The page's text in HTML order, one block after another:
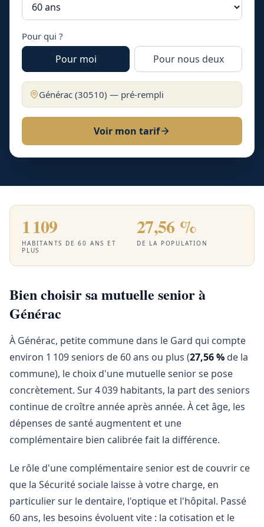
Pour qui ?
Pour moi Pour nous deux
Générac (30510) — pré-rempli
Voir mon tarif
1 109
HABITANTS DE 60 ANS ET
PLUS
27,56 %
DE LA POPULATION
Bien choisir sa mutuelle senior à
Générac
À Générac, petite commune dans le Gard qui compte
environ 1 109 seniors de 60 ans ou plus (27,56 % de la
commune), le choix d'une mutuelle senior se pose
concrètement. Sur 4 039 habitants, la part des seniors
continue de croître année après année. À cet âge, les
dépenses de santé augmentent et une
complémentaire bien calibrée fait la différence.
Le rôle d'une complémentaire senior est de couvrir ce
que la Sécurité sociale laisse à votre charge, en
particulier sur le dentaire, l'optique et l'hôpital. Passé
60 ans, les besoins évoluent vite : la cotisation et le